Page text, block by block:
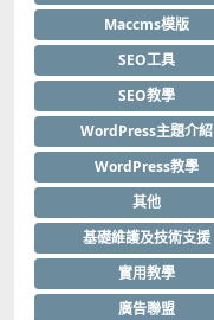
Maccms模版
SEO工具
SEO教學
WordPress主題介紹
WordPress教學
其他
基礎維護及技術支援
實用教學
廣告聯盟